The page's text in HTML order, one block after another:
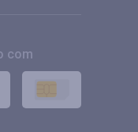
com